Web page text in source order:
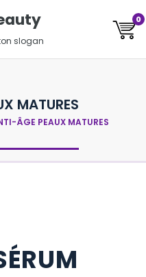
slogan
0
MATURES
ÂGE PEAUX MATURES